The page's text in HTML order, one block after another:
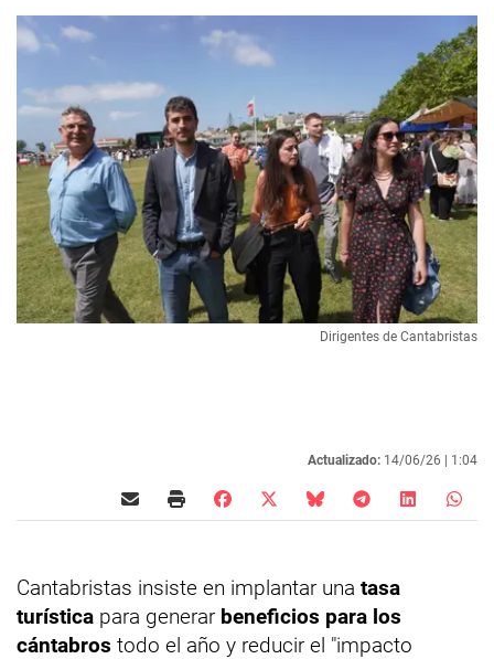
Dirigentes de Cantabristas
Actualizado: 14/06/26 | 1:04
Cantabristas insiste en implantar una tasa
turística para generar beneficios para los
cántabros todo el año y reducir el "impacto